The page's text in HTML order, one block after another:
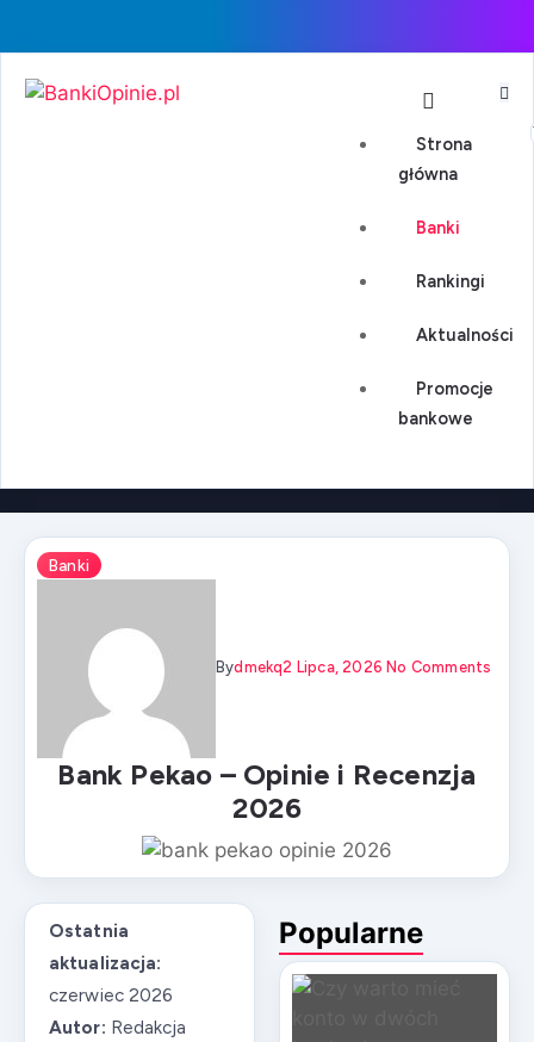
Strona
główna
Banki
Rankingi
Aktualności
Promocje
bankowe
Banki
ByDmekq2 Lipca, 2026 No Comments
Bank Pekao – Opinie i Recenzja
2026
Ostatnia
aktualizacja:
czerwiec 2026
Autor: Redakcja
Popularne